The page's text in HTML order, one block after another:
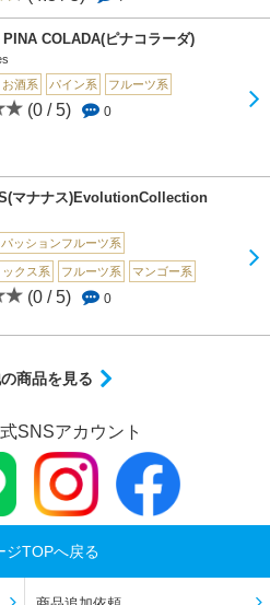
COLADA(ピナコラーダ)
酒系
パイン系 フルーツ系
(0 / 5) 0
マナナス)EvolutionCollection
パッションフルーツ系
クス系 フルーツ系 マンゴー系
(0 / 5) 0
商品を見る
SNSアカウント
ジTOPへ戻る